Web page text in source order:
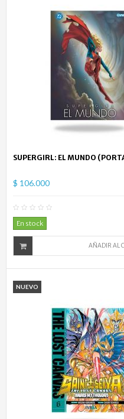
SUPERGIRL: EL MUNDO
$ 106.000
En stock
AÑADIR AL
NUEVO